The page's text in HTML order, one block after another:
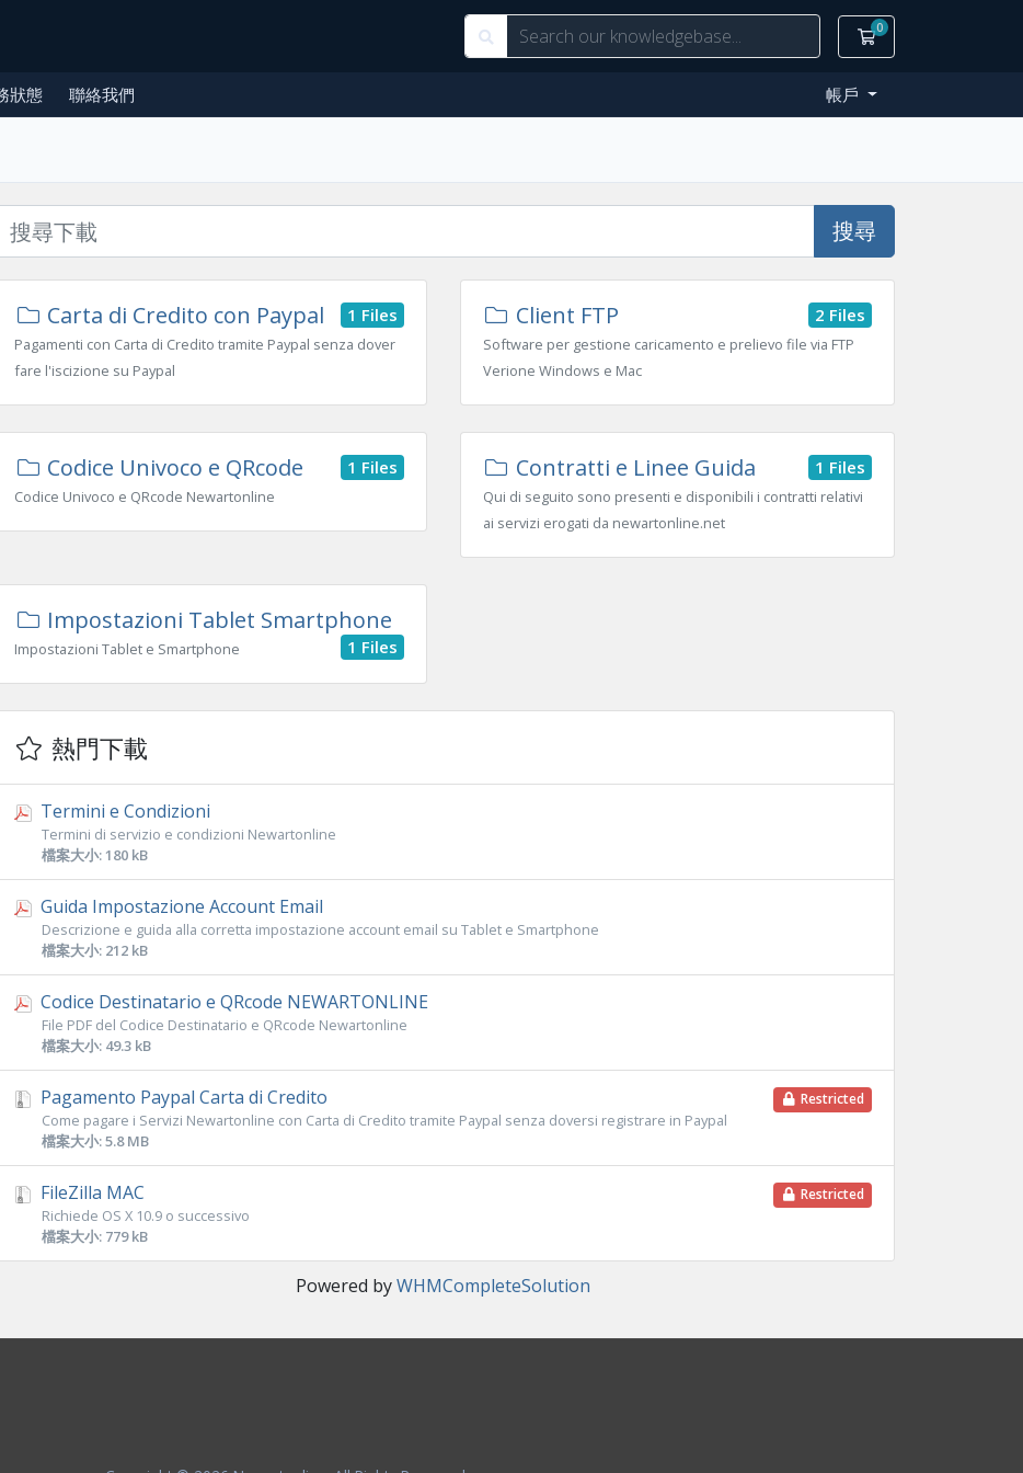
0
購物車
狀態 聯絡我們 帳戶
搜尋
Carta di Credito con Paypal 1 Files
Pagamenti con Carta di Credito tramite Paypal senza dover
fare l'iscizione su Paypal
Client FTP 2 Files
Software per gestione caricamento e prelievo file via FTP
Verione Windows e Mac
Codice Univoco e QRcode 1 Files
Codice Univoco e QRcode Newartonline
Contratti e Linee Guida 1 Files
Qui di seguito sono presenti e disponibili i contratti relativi
ai servizi erogati da newartonline.net
Impostazioni Tablet Smartphone
1 Files
Impostazioni Tablet e Smartphone
熱門下載
Termini e Condizioni
Termini di servizio e condizioni Newartonline
檔案大小: 180 kB
Guida Impostazione Account Email
Descrizione e guida alla corretta impostazione account email su Tablet e Smartphone
檔案大小: 212 kB
Codice Destinatario e QRcode NEWARTONLINE
File PDF del Codice Destinatario e QRcode Newartonline
檔案大小: 49.3 kB
Pagamento Paypal Carta di Credito Restricted
Come pagare i Servizi Newartonline con Carta di Credito tramite Paypal senza doversi registrare in Paypal
檔案大小: 5.8 MB
FileZilla MAC Restricted
Richiede OS X 10.9 o successivo
檔案大小: 779 kB
Powered byWHMCompleteSolution